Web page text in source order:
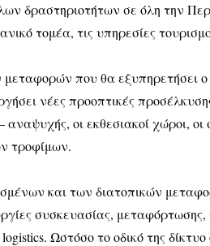
δραστηριοτήτων σε όλη την
τομέα, τις υπηρεσίες
που θα εξυπηρετήσει ο
νέες προοπτικές
οι εκθεσιακοί χώροι,
τροφίμων.
και των διατοπικών
συσκευασίας,
Ωστόσο το οδικό της δίκτυο